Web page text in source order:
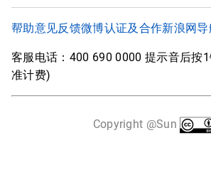
帮助意见反馈微博认证及合作新浪网导
客服电话：400 690 0000 提示音后按
准计费)
Copyright @Sun